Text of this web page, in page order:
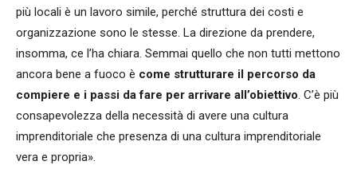
più locali è un lavoro simile, perché struttura dei costi e
organizzazione sono le stesse. La direzione da prendere,
insomma, ce l’ha chiara. Semmai quello che non tutti mettono
ancora bene a fuoco è come strutturare il percorso da
compiere e i passi da fare per arrivare all’obiettivo. C’è più
consapevolezza della necessità di avere una cultura
imprenditoriale che presenza di una cultura imprenditoriale
vera e propria».